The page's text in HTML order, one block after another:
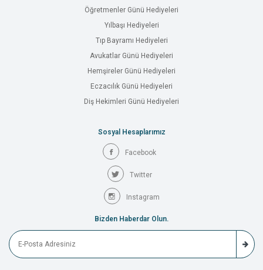
Öğretmenler Günü Hediyeleri
Yılbaşı Hediyeleri
Tıp Bayramı Hediyeleri
Avukatlar Günü Hediyeleri
Hemşireler Günü Hediyeleri
Eczacılık Günü Hediyeleri
Diş Hekimleri Günü Hediyeleri
Sosyal Hesaplarımız
Facebook
Twitter
Instagram
Bizden Haberdar Olun.